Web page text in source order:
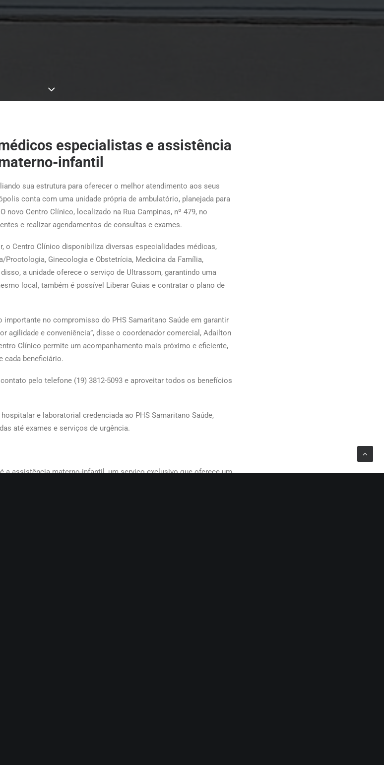
especialistas e assistência
infantil
sua estrutura para oferecer o melhor atendimento aos seus
conta com uma unidade própria de ambulatório, planejada para
novo Centro Clínico, localizado na Rua Campinas, nº 479, no
e realizar agendamentos de consultas e exames.
o Centro Clínico disponibiliza diversas especialidades médicas,
Proctologia, Ginecologia e Obstetrícia, Medicina da Família,
a unidade oferece o serviço de Ultrassom, garantindo uma
local, também é possível Liberar Guias e contratar o plano de
importante no compromisso do PHS Samaritano Saúde em garantir
agilidade e conveniência”, disse o coordenador comercial, Adailton
Clínico permite um acompanhamento mais próximo e eficiente,
cada beneficiário.
pelo telefone (19) 3812-5093 e aproveitar todos os benefícios
e laboratorial credenciada ao PHS Samaritano Saúde,
até exames e serviços de urgência.
a assistência materno-infantil, um serviço exclusivo que oferece um